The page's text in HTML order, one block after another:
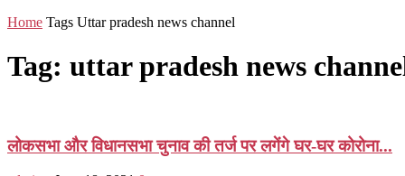
Home Tags Uttar pradesh news channel
Tag: uttar pradesh news
लोकसभा और विधानसभा चुनाव की तर्ज पर लगेंगे घर-घर कोरोना...